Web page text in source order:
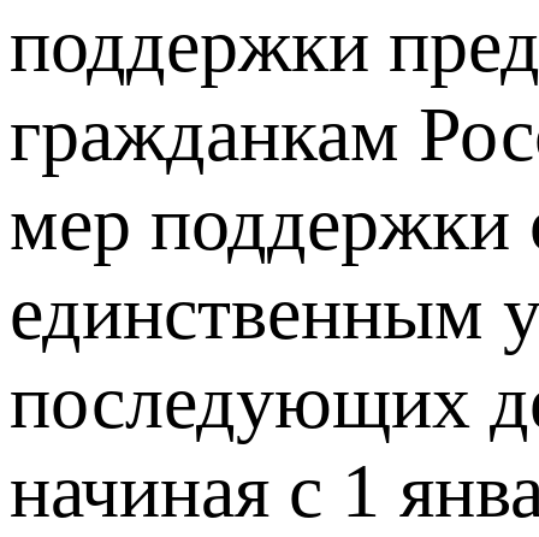
поддержки
гражданкам
мер поддержки
единственным
последующих
начиная с 1